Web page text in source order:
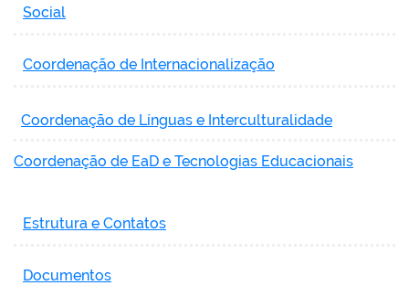
Social
Coordenação de Internacionalização
Coordenação de Línguas e Interculturalidade
Coordenação de EaD e Tecnologias Educacionais
Estrutura e Contatos
Documentos